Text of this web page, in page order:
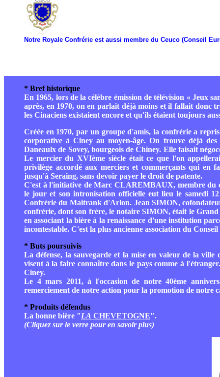
Notre Royale Confrérie est aussi membre du Ceuco (Conseil
* Bref historique
En 1965, lors de la célèbre émission de télévision « Jeux
après, en 1970, on en parlait déjà moins et il fallait donc
les Cinaciens existaient encore et qu'ils étaient toujours
Créée en 1970, par un groupe d'amis, la confrérie a
corporative à Ciney au moyen-âge. On trouve déjà
Daneaulx de Sovey, bourgeois de Chiney. Elle faisait
Le mercier du XVIème siècle était ce que l'on
privilège accordé aux merciers et commerçants qui en
jusqu'à Seraing, sans devoir payer le droit de patente.
C'est à l'initiative de Marc CLAREMBAUX, membre du
le jour et son intronisation officielle eut lieu le samedi
Confrérie du Maitrank d'Arlon. Jean SIMON,
confrérie, dont son frère, le notaire SIMON, était le
en associant la bière à la renaissance d'une institution
incontestable. C'est la plus ancienne association du
* Buts poursuivis
La défense, la sauvegarde et la mise en valeur de la
visent à la faire connaître dans le pays comme à
Ciney.
Le 4 mars 2011, à l'occasion de notre 40ème
remerciement de notre action pour la promotion de notre
* Produits défendus
La bonne bière "LA CHEVETOGNE".
(Cliquez sur le verre pour en savoir plus)